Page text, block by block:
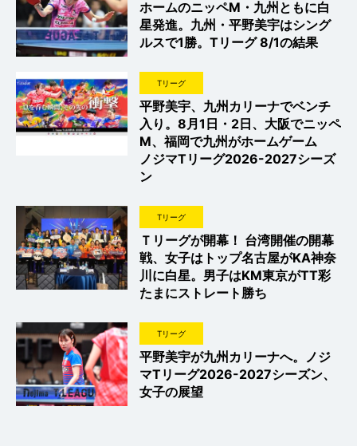
ホームのニッペM・九州ともに白
星発進。九州・平野美宇はシング
ルスで1勝。Tリーグ 8/1の結果
Tリーグ
平野美宇、九州カリーナでベンチ
入り。8月1日・2日、大阪でニッペ
M、福岡で九州がホームゲーム
ノジマTリーグ2026-2027シーズ
ン
Tリーグ
Ｔリーグが開幕！ 台湾開催の開幕
戦、女子はトップ名古屋がKA神奈
川に白星。男子はKM東京がTT彩
たまにストレート勝ち
Tリーグ
平野美宇が九州カリーナへ。ノジ
マTリーグ2026-2027シーズン、
女子の展望